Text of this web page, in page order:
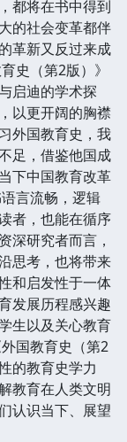
都将在书中得到
的社会变革都伴
革新又反过来成
史（第2版）》
启迪的学术探
以更开阔的胸襟
外国教育史，我
足，借鉴他国成
下中国教育改革
言流畅，逻辑
者，也能在循序
深研究者而言，
思考，也将带来
和启发性于一体
发展历程感兴趣
生以及关心教育
国教育史（第2
的教育史学力
教育在人类文明
认识当下、展望